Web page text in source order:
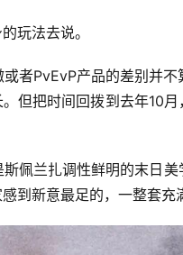
玩法去说。
者PvEvP产品的差别并
但把时间回拨到去年10
佩兰扎调性鲜明的末日
到新意最足的，一整套充